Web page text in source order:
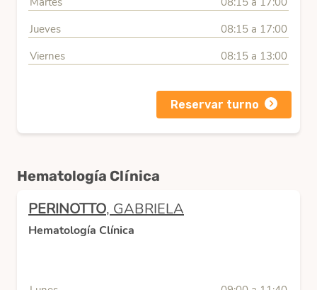
Jueves
08:15 a 17:00
Viernes
08:15 a 13:00
Reservar turno
Hematología Clínica
PERINOTTO, GABRIELA
Hematología Clínica